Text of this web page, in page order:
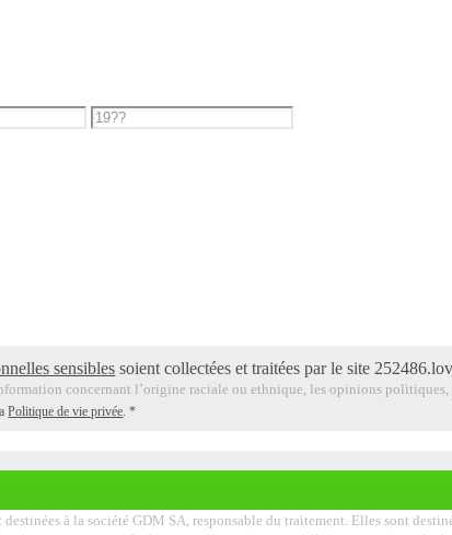
sensibles soient collectées et traitées par le site
concernant l’origine raciale ou ethnique, les opinions
Politique de vie privée .*
à la société GDM SA, responsable du traitement. Elles sont